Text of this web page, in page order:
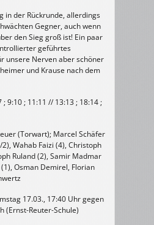
in der Rückrunde, allerdings
Gegner, auch wenn
den Sieg groß ist! Ein paar
geführtes
unsere Nerven aber schöner
und Krause nach dem
; 9:10 ; 11:11 // 13:13 ; 18:14 ;
(Torwart); Marcel Schäfer
Wahab Faizi (4), Christoph
Ruland (2), Samir Madmar
Osman Demirel, Florian
17.03., 17:40 Uhr gegen
(Ernst-Reuter-Schule)